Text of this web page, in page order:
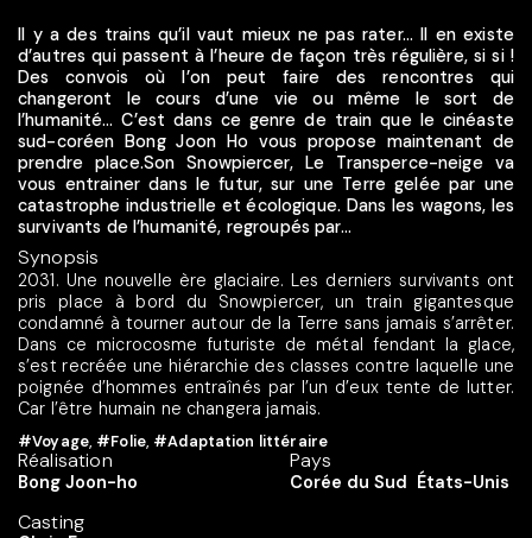
Il y a des trains qu’il vaut mieux ne pas rater… Il en existe
d’autres qui passent à l’heure de façon très régulière, si si !
Des convois où l’on peut faire des rencontres qui
changeront le cours d’une vie ou même le sort de
l’humanité… C’est dans ce genre de train que le cinéaste
sud-coréen Bong Joon Ho vous propose maintenant de
prendre place.Son Snowpiercer, Le Transperce-neige va
vous entrainer dans le futur, sur une Terre gelée par une
catastrophe industrielle et écologique. Dans les wagons, les
survivants de l’humanité, regroupés par...
Synopsis
2031. Une nouvelle ère glaciaire. Les derniers survivants ont
pris place à bord du Snowpiercer, un train gigantesque
condamné à tourner autour de la Terre sans jamais s’arrêter.
Dans ce microcosme futuriste de métal fendant la glace,
s’est recréée une hiérarchie des classes contre laquelle une
poignée d’hommes entraînés par l’un d’eux tente de lutter.
Car l’être humain ne changera jamais.
#Voyage, #Folie, #Adaptation littéraire
Réalisation
Bong Joon-ho
Casting
Pays
Corée du Sud États-Unis